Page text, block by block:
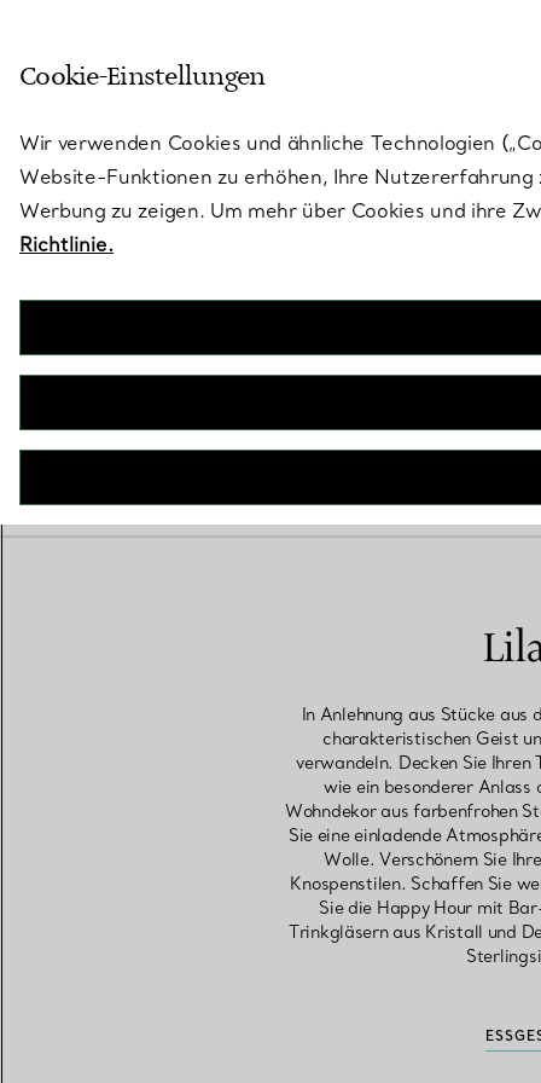
Vereinbaren Sie IhrenTerminmit
In Anlehnung aus Stücke
charakteristischen Geist
verwandeln. Decken Sie
wie ein besonderer Anlass
Wohndekor aus farbenfrohen
Sie eine einladende
Wolle. Verschönern Sie
Knospenstilen. Schaffen Sie
Sie die Happy Hour mit
Trinkgläsern aus Kristall und
Cookie-Einstellungen
Wir verwenden Cookies und ähnliche Technologien
Website-Funktionen zu erhöhen, Ihre
Werbung zu zeigen. Um mehr über Cookies und ihre
Richtlinie.